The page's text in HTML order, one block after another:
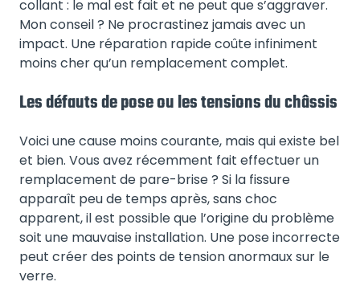
collant : le mal est fait et ne peut que s’aggraver.
Mon conseil ? Ne procrastinez jamais avec un
impact. Une réparation rapide coûte infiniment
moins cher qu’un remplacement complet.
Les défauts de pose ou les tensions du châssis
Voici une cause moins courante, mais qui existe bel
et bien. Vous avez récemment fait effectuer un
remplacement de pare-brise ? Si la fissure
apparaît peu de temps après, sans choc
apparent, il est possible que l’origine du problème
soit une mauvaise installation. Une pose incorrecte
peut créer des points de tension anormaux sur le
verre.